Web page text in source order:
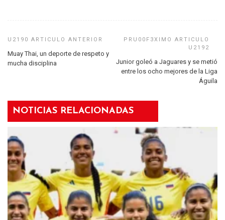
Muay Thai, un deporte de respeto y
mucha disciplina
Junior goleó a Jaguares y se metió
entre los ocho mejores de la Liga
Águila
NOTICIAS RELACIONADAS